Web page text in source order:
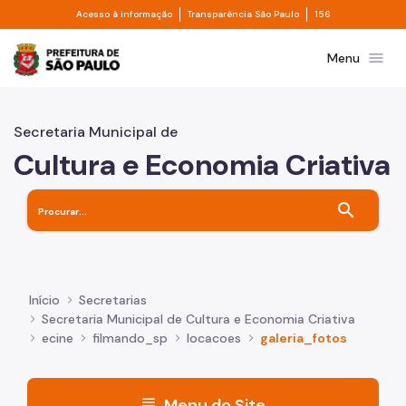
Pular para o Conteúdo principal
Acesso à informação Divisor de acesso à informação
Transparência São Paulo Divisor de
156
Prefeitura de São PauloMenu menu
Secretaria Municipal de
Cultura e Economia Criativa
search
Início
Secretarias
Secretaria Municipal de Cultura e Economia Criativa
ecine
filmando_sp locacoes galeria_fotos
menu